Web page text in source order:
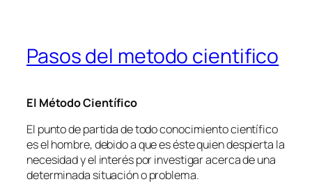
Pasos del metodo cientifico
El Método Científico
El punto de partida de todo conocimiento científico
es el hombre, debido a que es éste quien despierta la
necesidad y el interés por investigar acerca de una
determinada situación o problema.